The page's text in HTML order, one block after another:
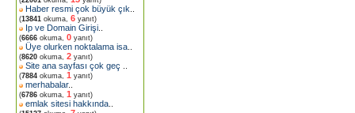
Haber resmi çok büyük çık
(13841 okuma, 6 yanıt)
Ip ve Domain Girişi
(6666 okuma, 0 yanıt)
Üye olurken noktalama isa
(8620 okuma, 2 yanıt)
Site ana sayfası çok geç
(7884 okuma, 1 yanıt)
merhabalar..
(6786 okuma, 1 yanıt)
emlak sitesi hakkında